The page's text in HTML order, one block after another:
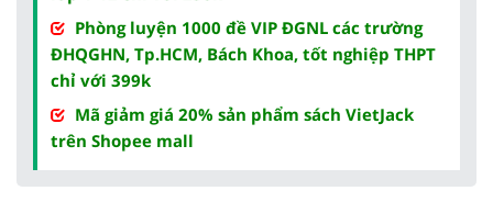
Phòng luyện 1000 đề VIP ĐGNL các trường
ĐHQGHN, Tp.HCM, Bách Khoa, tốt nghiệp THPT
chỉ với 399k
Mã giảm giá 20% sản phẩm sách VietJack
trên Shopee mall